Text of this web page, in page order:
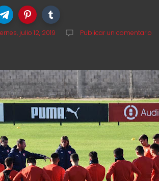
julio 12, 2019 Publicar un comentario